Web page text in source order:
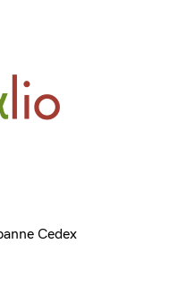
Cedex